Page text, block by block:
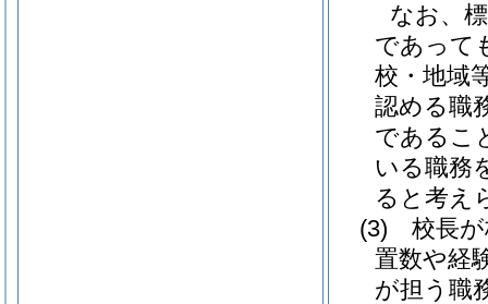
なお、
であって
校・地域
認める職
であるこ
いる職務
ると考え
(3)
校長
置数や経
が担う職